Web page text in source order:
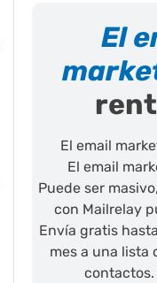
El
El email
El email
Puede ser
con Mailrelay
Envía gratis
mes a una lista
contactos.